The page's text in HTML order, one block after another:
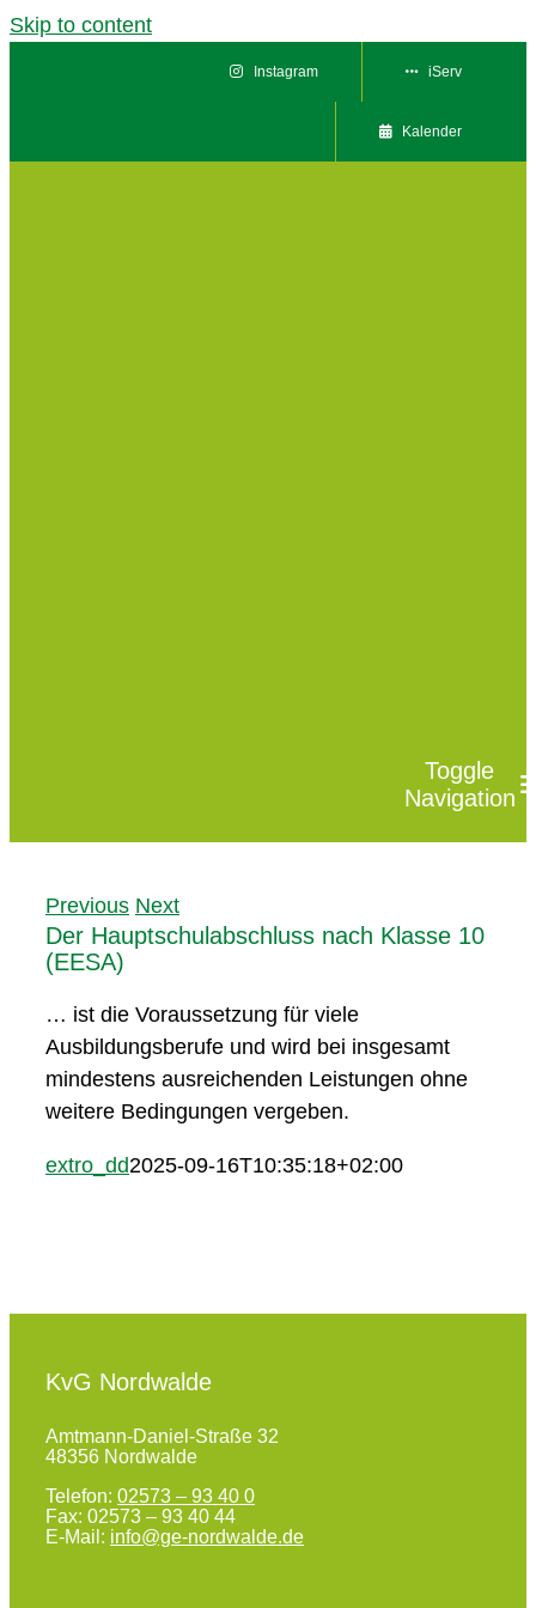
Skip to content
Instagram iServ
Kalender
Toggle
Navigation
Previous Next
Der Hauptschulabschluss nach Klasse 10
(EESA)
… ist die Voraussetzung für viele
Ausbildungsberufe und wird bei insgesamt
mindestens ausreichenden Leistungen ohne
weitere Bedingungen vergeben.
extro_dd2025-09-16T10:35:18+02:00
KvG Nordwalde
Amtmann-Daniel-Straße 32
48356 Nordwalde
Telefon: 02573 – 93 40 0
Fax: 02573 – 93 40 44
E-Mail: info@ge-nordwalde.de